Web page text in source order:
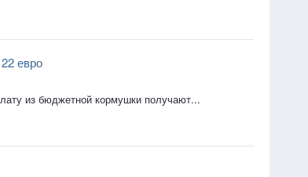
евро
из бюджетной кормушки получают...